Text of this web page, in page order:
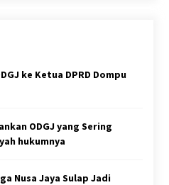
ke Ketua DPRD Dompu
ODGJ yang Sering
hukumnya
Nusa Jaya Sulap Jadi